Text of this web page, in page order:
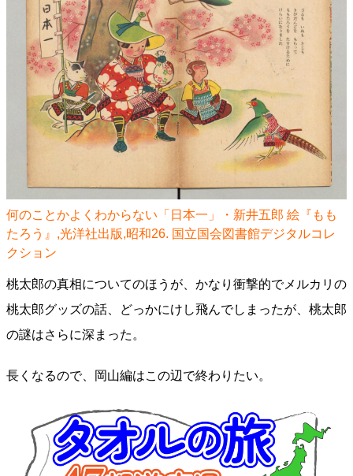
何のことかよくわからない「日本一」・新井五郎 絵『もも
たろう』,光洋社出版,昭和26. 国立国会図書館デジタルコレ
クション
桃太郎の真相についてのほうが、かなり衝撃的でメルカリの
桃太郎グッズの話、どっかにけし飛んでしまったが、桃太郎
の謎はさらに深まった。
長くなるので、岡山編はこの辺で終わりたい。